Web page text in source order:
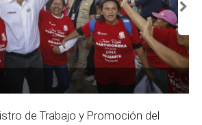
de Trabajo y Promoción del